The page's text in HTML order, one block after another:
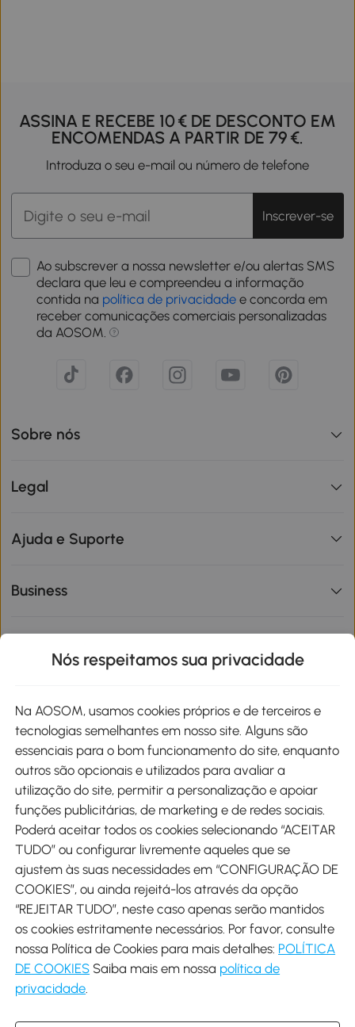
ASSINA E RECEBE 10 € DE DESCONTO EM
ENCOMENDAS A PARTIR DE 79 €.
Introduza o seu e-mail ou número de telefone
Inscrever-se
Ao subscrever a nossa newsletter e/ou alertas SMS
declara que leu e compreendeu a informação
contida na política de privacidade e concorda em
receber comunicações comerciais personalizadas
da AOSOM.
Sobre nós
Legal
Ajuda e Suporte
Business
Métodos de pagamento
Envio
Descarregar Aosom App
Google Play
Nós respeitamos sua privacidade
Na AOSOM, usamos cookies próprios e de terceiros e
tecnologias semelhantes em nosso site. Alguns são
essenciais para o bom funcionamento do site, enquanto
outros são opcionais e utilizados para avaliar a
utilização do site, permitir a personalização e apoiar
funções publicitárias, de marketing e de redes sociais.
Poderá aceitar todos os cookies selecionando “ACEITAR
TUDO” ou configurar livremente aqueles que se
ajustem às suas necessidades em “CONFIGURAÇÃO DE
COOKIES”, ou ainda rejeitá-los através da opção
“REJEITAR TUDO”, neste caso apenas serão mantidos
os cookies estritamente necessários. Por favor, consulte
nossa Política de Cookies para mais detalhes: POLÍTICA
DE COOKIES Saiba mais em nossa política de
privacidade